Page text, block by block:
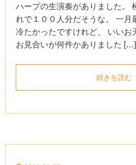
ハープの生演奏がありました。
れで１００人分だそうな。 一月
冷たかったですけれど、 いいお
お見合いが何件かありました […]
続きを読む